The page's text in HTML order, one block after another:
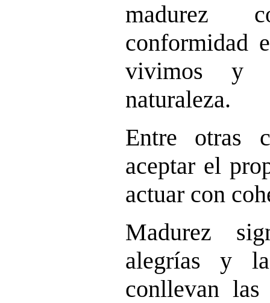
madurez
conformidad
vivimos y
naturaleza.
Entre otras
aceptar el
actuar con
Madurez
alegrías y
conllevan las